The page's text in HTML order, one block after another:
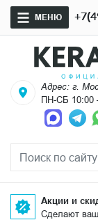
МЕНЮ
Адрес: г.
ПН-СБ 10:00
Акции и
Сделают